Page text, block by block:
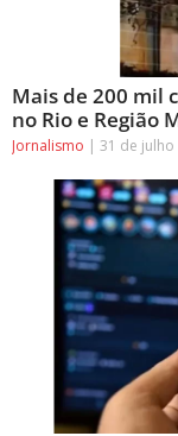
Mais de 200 mil
no Rio e Região
Jornalismo 31 de